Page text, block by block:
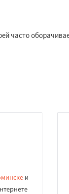
часто
и